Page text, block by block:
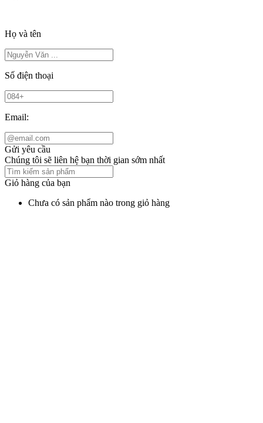
Họ và tên
Số điện thoại
Email:
Gửi yêu cầu
Chúng tôi sẽ liên hệ bạn thời gian sớm nhất
Giỏ hàng của bạn
Chưa có sản phẩm nào trong giỏ hàng